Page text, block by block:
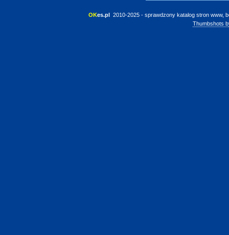
OKes.pl 2010-2025 - sprawdzony katalog stron www,
Thumbshots